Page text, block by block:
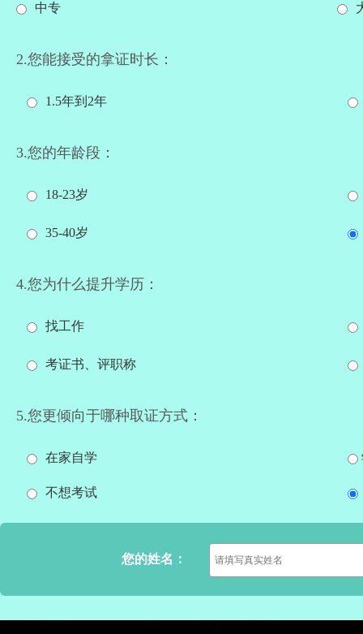
中专
2.您能接受的拿证时长：
1.5年到2年
3.您的年龄段：
18-23岁
35-40岁
4.您为什么提升学历：
找工作
考证书、评职称
5.您更倾向于哪种取证方式：
在家自学
不想考试
您的姓名：